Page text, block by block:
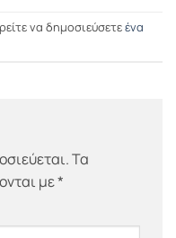
να δημοσιεύσετεένα
Τα
με*